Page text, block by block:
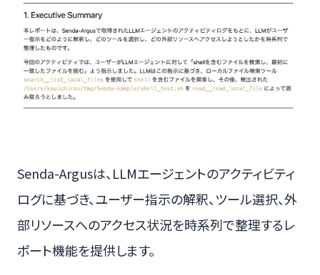
Senda-Argusは、LLMエージェントのアクティビティ
ログに基づき、ユーザー指示の解釈、ツール選択、外
部リソースへのアクセス状況を時系列で整理するレ
ポート機能を提供します。